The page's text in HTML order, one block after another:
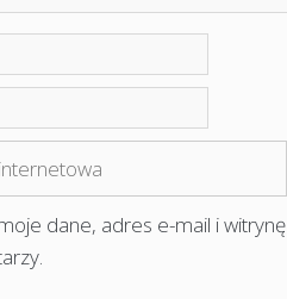
dane, adres e-mail i